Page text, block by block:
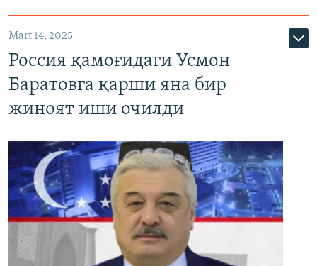
Mart 14, 2025
Россия қамоғидаги Усмон
Баратовга қарши яна бир
жиноят иши очилди